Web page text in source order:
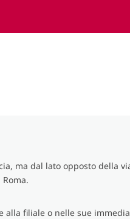
ma dal lato opposto della
alla filiale o nelle sue